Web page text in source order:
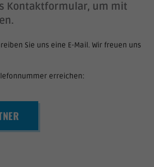
Kontaktformular, um mit
Sie uns eine E-Mail. Wir freuen uns
erreichen: